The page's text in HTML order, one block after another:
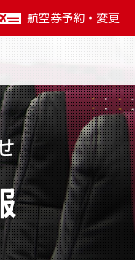
航空券予約・変更